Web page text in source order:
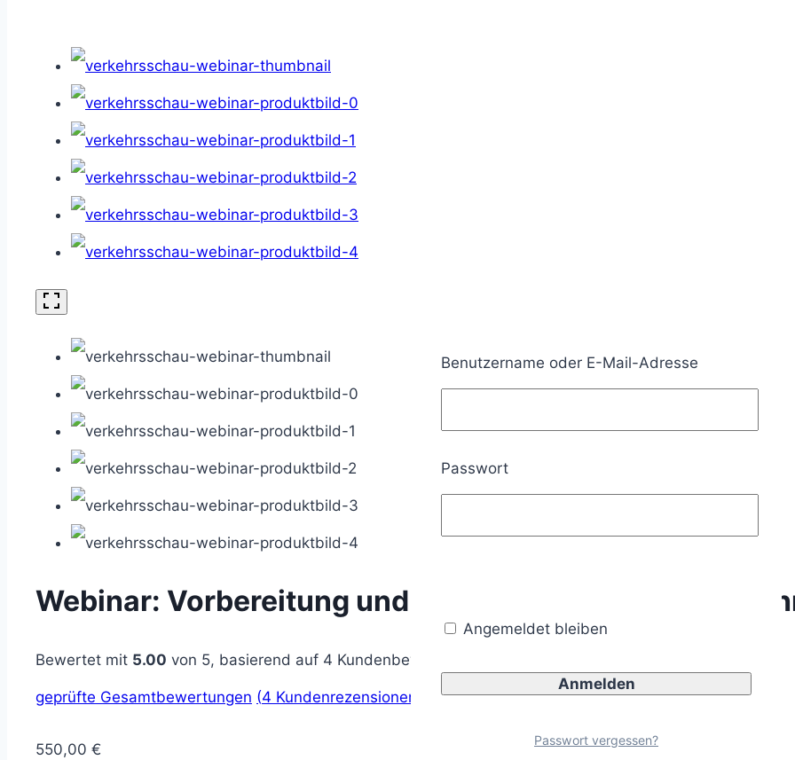
Webinar: Vorbereitung und Durchführung einer
Bewertet mit 5.00 von 5, basierend auf 4 Kundenbewertungen
geprüfte Gesamtbewertungen (4 Kundenrezensionen)
550,00 €
Benutzername oder E-Mail-Adresse
Passwort
Angemeldet bleiben
Passwort vergessen?